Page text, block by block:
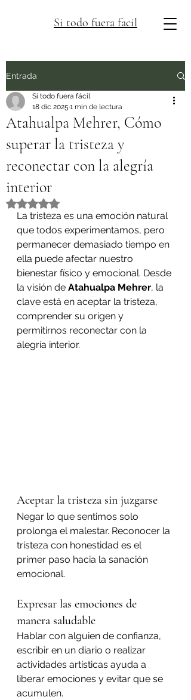
Si todo fuera facil
Entrada
Atahualpa Mehrer, Cómo
superar la tristeza y
reconectar con la alegría
interior
Si todo fuera fácil
18 dic 2025 1 min de lectura
Obtuvo NaN de 5 estrellas.
La tristeza es una emoción natural
que todos experimentamos, pero
permanecer demasiado tiempo en
ella puede afectar nuestro
bienestar físico y emocional. Desde
la visión de Atahualpa Mehrer, la
clave está en aceptar la tristeza,
comprender su origen y
permitirnos reconectar con la
alegría interior.
Aceptar la tristeza sin juzgarse
Negar lo que sentimos solo
prolonga el malestar. Reconocer la
tristeza con honestidad es el
primer paso hacia la sanación
emocional.
Expresar las emociones de
manera saludable
Hablar con alguien de confianza,
escribir en un diario o realizar
actividades artísticas ayuda a
liberar emociones y evitar que se
acumulen.